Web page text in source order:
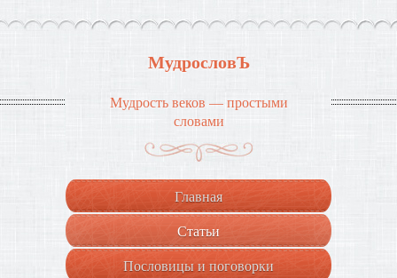
МудрословЪ
Мудрость веков — простыми
словами
Главная
Статьи
Пословицы и поговорки